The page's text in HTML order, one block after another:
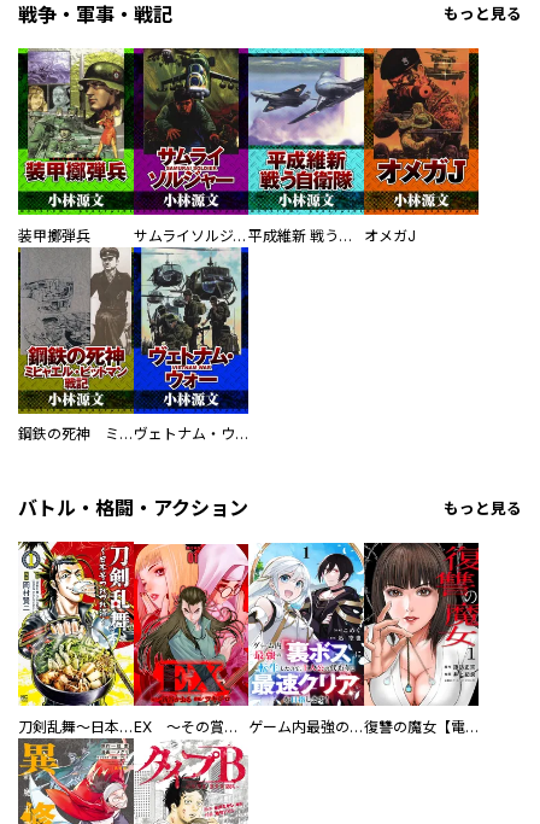
戦争・軍事・戦記 もっと見る
装甲擲弾兵 サムライソルジャー SAMURAI SOLDIER 平成維新 戦う自衛隊 オメガJ
鋼鉄の死神 ミヒャエル・ビットマン戦記 ヴェトナム・ウォー VIETNAM WAR
バトル・格闘・アクション もっと見る
刀剣乱舞～日本号つれづれ酒～ EX ～その賞金稼ぎは、世界の出口を探す～【単行本版】 ゲーム内最強の『裏ボス』に転生したので、主人公の代わりに最速クリアを目指します！【電子単行本版】 復讐の魔女【電子単行本版】